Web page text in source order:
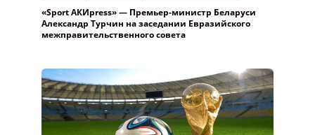
«Sport АКИpress» — Премьер-министр Беларуси
Александр Турчин на заседании Евразийского
межправительственного совета